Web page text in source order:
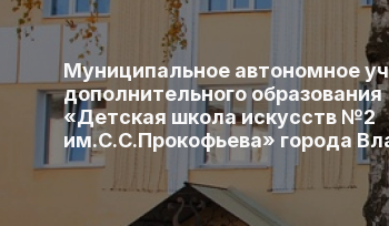
Муниципальное автономное
дополнительного образования
«Детская школа искусств №2
им.С.С.Прокофьева» города